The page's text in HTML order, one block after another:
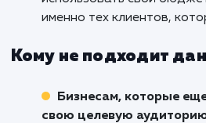
определенную
нуждается в
аудитории, услуга
наибольшей степени
товарах или услугах.